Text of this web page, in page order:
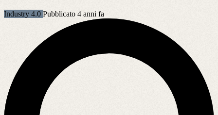
Industry 4.0 Pubblicato 4 anni fa